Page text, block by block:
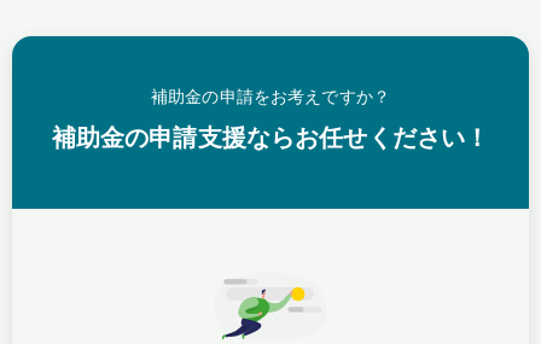
補助金の申請をお考えですか？
補助金の申請支援ならお任せください！